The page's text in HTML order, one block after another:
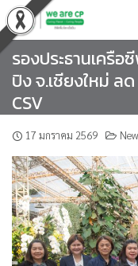
Skip
to
content
รองประธานเครื
ปิง จ.เชียงใหม่ ล
CSV
17 มกราคม 2569